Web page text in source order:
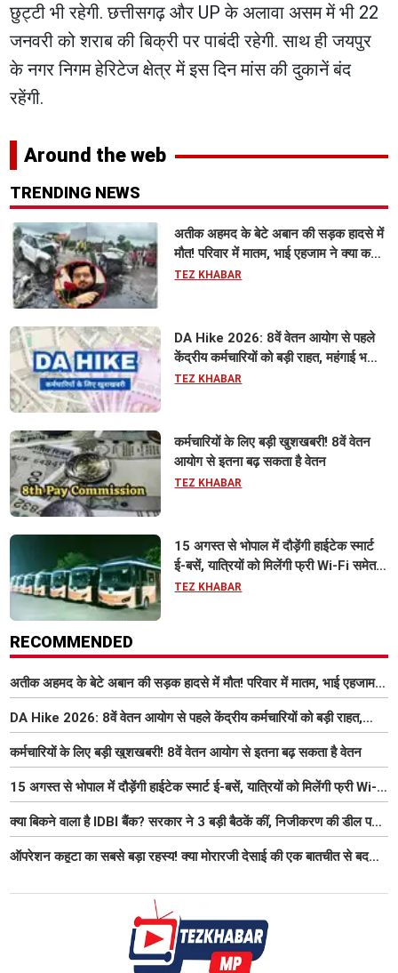
छुट्टी भी रहेगी. छत्तीसगढ़ और UP के अलावा असम में भी 22
जनवरी को शराब की बिक्री पर पाबंदी रहेगी. साथ ही जयपुर
के नगर निगम हेरिटेज क्षेत्र में इस दिन मांस की दुकानें बंद
रहेंगी.
Around the web
TRENDING NEWS
अतीक अहमद के बेटे अबान की सड़क हादसे में
मौत! परिवार में मातम, भाई एहजाम ने क्या कहा?
जानिए पूरा मामला
TEZ KHABAR
DA Hike 2026: 8वें वेतन आयोग से पहले
केंद्रीय कर्मचारियों को बड़ी राहत, महंगाई भत्ता
63% होने की संभावना
TEZ KHABAR
कर्मचारियों के लिए बड़ी खुशखबरी! 8वें वेतन
आयोग से इतना बढ़ सकता है वेतन
TEZ KHABAR
15 अगस्त से भोपाल में दौड़ेंगी हाईटेक स्मार्ट
ई-बसें, यात्रियों को मिलेंगी फ्री Wi-Fi समेत
आधुनिक सुविधा
TEZ KHABAR
RECOMMENDED
अतीक अहमद के बेटे अबान की सड़क हादसे में मौत! परिवार में मातम, भाई एहजाम ने
क्या कहा? जानिए पूरा मामला
DA Hike 2026: 8वें वेतन आयोग से पहले केंद्रीय कर्मचारियों को बड़ी राहत,
महंगाई भत्ता 63% होने की संभावना
कर्मचारियों के लिए बड़ी खुशखबरी! 8वें वेतन आयोग से इतना बढ़ सकता है वेतन
15 अगस्त से भोपाल में दौड़ेंगी हाईटेक स्मार्ट ई-बसें, यात्रियों को मिलेंगी फ्री Wi-
Fi समेत आधुनिक सुविधा
क्या बिकने वाला है IDBI बैंक? सरकार ने 3 बड़ी बैठकें कीं, निजीकरण की डील पर
बढ़ी हलचल
ऑपरेशन कहूटा का सबसे बड़ा रहस्य! क्या मोरारजी देसाई की एक बातचीत से बदल